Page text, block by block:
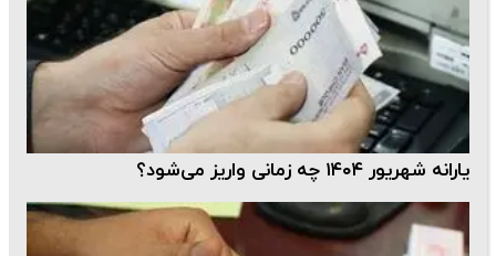
یارانه شهریور ۱۴۰۴ چه زمانی واریز می‌شود؟